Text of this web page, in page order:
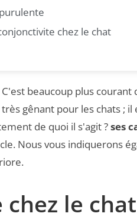
chez le chat
C'est beaucoup plus courant
gênant pour les chats ;
de quoi il s'agit ?ses
Nous vous indiquerons
le chat